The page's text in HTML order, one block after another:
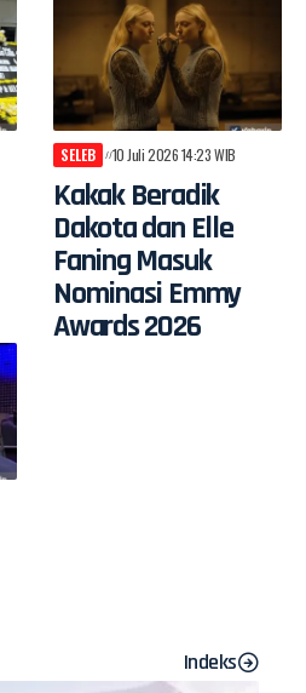
SELEB 10 Juli 2026 14:23 WIB
Kakak Beradik
Dakota dan Elle
Faning Masuk
Nominasi Emmy
Awards 2026
Indeks